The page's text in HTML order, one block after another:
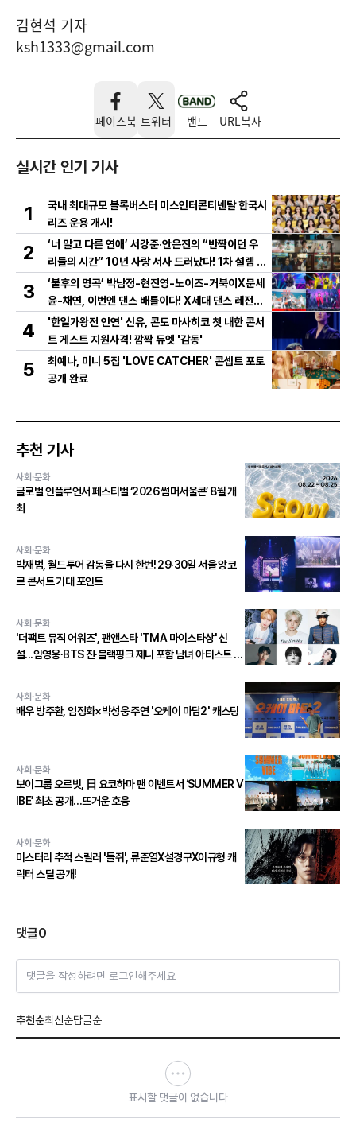
김현석 기자
ksh1333@gmail.com
페이스북 트위터 밴드 URL복사
실시간 인기 기사
1
국내 최대규모 블록버스터 미스인터콘티넨탈 한국시
리즈 운용 개시!
2
‘너 말고 다른 연애’ 서강준·안은진의 “반짝이던 우
리들의 시간” 10년 사랑 서사 드러났다! 1차 설렘 티
저 영상 공개!
3
‘불후의 명곡’ 박남정-현진영-노이즈-거북이X문세
윤-채연, 이번엔 댄스 배틀이다! X세대 댄스 레전드
총출동! 댄스 본능 깨운다!
4
'한일가왕전 인연' 신유, 콘도 마사히코 첫 내한 콘서
트 게스트 지원사격! 깜짝 듀엣 '감동'
5
최예나, 미니 5집 'LOVE CATCHER' 콘셉트 포토
공개 완료
추천 기사
사회·문화
글로벌 인플루언서 페스티벌 ‘2026 썸머서울콘’ 8월 개
최
사회·문화
박재범, 월드투어 감동을 다시 한번! 29·30일 서울 앙코
르 콘서트 기대 포인트
사회·문화
'더팩트 뮤직 어워즈', 팬앤스타 'TMA 마이스타상' 신
설...임영웅∙BTS 진∙블랙핑크 제니 포함 남녀 아티스트 상
사회·문화
배우 방주환, 엄정화×박성웅 주연 '오케이 마담2' 캐스팅
사회·문화
보이그룹 오르빗, 日 요코하마 팬 이벤트서 ‘SUMMER V
IBE’ 최초 공개…뜨거운 호응
사회·문화
미스터리 추적 스릴러 '들쥐', 류준열X설경구X이규형 캐
릭터 스틸 공개!
댓글0
댓글을 작성하려면 로그인해주세요
추천순최신순답글순
표시할 댓글이 없습니다